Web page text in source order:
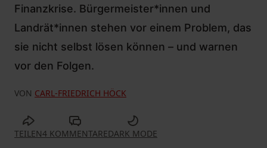
Finanzkrise. Bürgermeister*innen und
Landrät*innen stehen vor einem Problem, das
sie nicht selbst lösen können – und warnen
vor den Folgen.
VON CARL-FRIEDRICH HÖCK
TEILEN4 KOMMENTAREDARK MODE